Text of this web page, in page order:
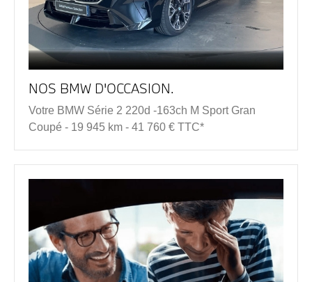
NOS BMW D'OCCASION.
Votre BMW Série 2 220d -163ch M Sport Gran
Coupé - 19 945 km - 41 760 € TTC*